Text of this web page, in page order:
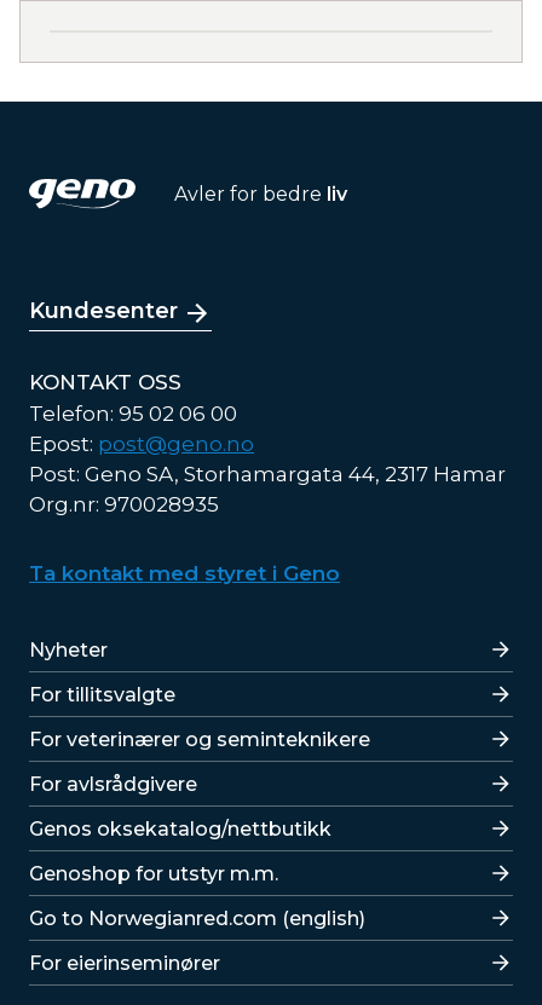
Avler for bedre liv
Kundesenter
KONTAKT OSS
Telefon: 95 02 06 00
Epost: post@geno.no
Post: Geno SA, Storhamargata 44, 2317 Hamar
Org.nr: 970028935
Ta kontakt med styret i Geno
Lenker
Nyheter
For tillitsvalgte
For veterinærer og seminteknikere
For avlsrådgivere
Lenker
Genos oksekatalog/nettbutikk
Genoshop for utstyr m.m.
Go to Norwegianred.com (english)
For eierinseminører